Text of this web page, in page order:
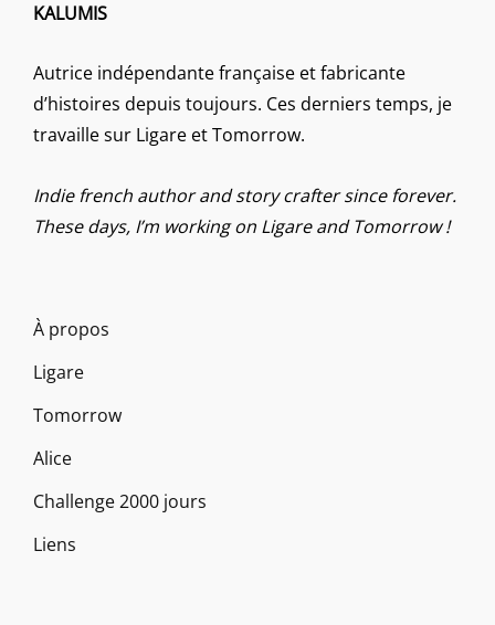
KALUMIS
Autrice indépendante française et fabricante
d’histoires depuis toujours. Ces derniers temps, je
travaille sur Ligare et Tomorrow.
Indie french author and story crafter since forever.
These days, I’m working on Ligare and Tomorrow !
À propos
Ligare
Tomorrow
Alice
Challenge 2000 jours
Liens